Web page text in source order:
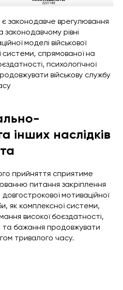
законодавче врегулювання
рівні
моделі військової
системи, спрямованої на
психологічної
військову службу
інших наслідків
прийняття сприятиме
питання закріплення
мотиваційної
як комплексної системи,
високої боєздатності,
та бажання продовжувати
тривалого часу.